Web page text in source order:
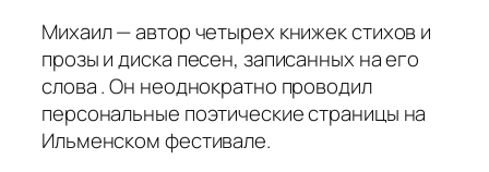
Михаил — автор четырех книжек стихов и
прозы и диска песен, записанных на его
слова . Он неоднократно проводил
персональные поэтические страницы на
Ильменском фестивале.